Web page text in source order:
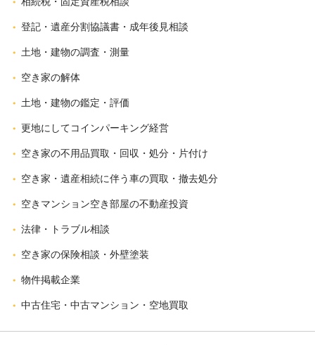
登記・遺産分割協議書・成年後見相談
土地・建物の調査・測量
空き家の解体
土地・建物の鑑定・評価
更地にしてコインパーキング経営
空き家の不用品買取・回収・処分・片付け
空き家・遺産相続に伴う車の買取・撤去処分
空きマンション空き部屋の不動産投資
法律・トラブル相談
空き家の保険相談・外壁塗装
物件掲載企業
中古住宅・中古マンション・空地買取